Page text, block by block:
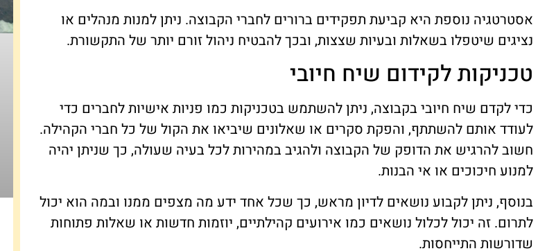
אסטרטגיה נוספת היא קביעת תפקידים ברורים לחברי הקבוצה. ניתן למנות מנהלים או
נציגים שיטפלו בשאלות ובעיות שצצות, ובכך להבטיח ניהול זורם יותר של התקשורת.
טכניקות לקידום שיח חיובי
כדי לקדם שיח חיובי בקבוצה, ניתן להשתמש בטכניקות כמו פניות אישיות לחברים כדי
לעודד אותם להשתתף, והפקת סקרים או שאלונים שיביאו את הקול של כל חברי הקהילה.
חשוב להרגיש את הדופק של הקבוצה ולהגיב במהירות לכל בעיה שעולה, כך שניתן יהיה
למנוע חיכוכים או אי הבנות.
בנוסף, ניתן לקבוע נושאים לדיון מראש, כך שכל אחד ידע מה מצפים ממנו ובמה הוא יכול
לתרום. זה יכול לכלול נושאים כמו אירועים קהילתיים, יוזמות חדשות או שאלות פתוחות
שדורשות התייחסות.